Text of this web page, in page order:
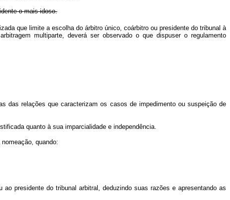
o mais idoso.
que limite a escolha do árbitro único, coárbitro ou presidente do tribunal à
multiparte, deverá ser observado o que dispuser o regulamento
das relações que caracterizam os casos de impedimento ou suspeição de
quanto à sua imparcialidade e independência.
quando:
presidente do tribunal arbitral, deduzindo suas razões e apresentando as